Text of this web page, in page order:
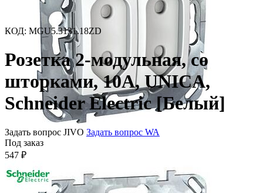
КОД: MGU5.3131.18ZD
Розетка 2-модульная, со
шторками, 10A, UNICA,
Schneider Electric [Белый]
Задать вопрос JIVO Задать вопрос WA
Под заказ
547 ₽